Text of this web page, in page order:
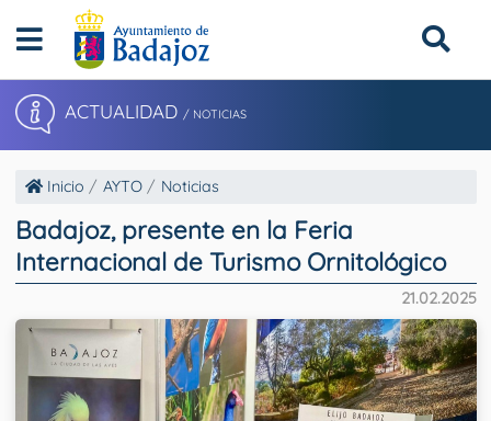
ACTUALIDAD / NOTICIAS
Inicio AYTO Noticias
Badajoz, presente en la Feria
Internacional de Turismo Ornitológico
21.02.2025